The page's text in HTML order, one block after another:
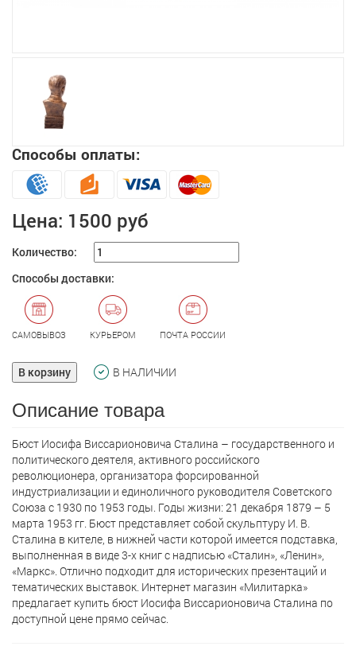
Способы оплаты:
Цена: 1500 руб
Количество:
Способы доставки:
САМОВЫВОЗ КУРЬЕРОМ ПОЧТА РОССИИ
В корзину В НАЛИЧИИ
Описание товара
Бюст Иосифа Виссарионовича Сталина – государственного и
политического деятеля, активного российского
революционера, организатора форсированной
индустриализации и единоличного руководителя Советского
Союза с 1930 по 1953 годы. Годы жизни: 21 декабря 1879 – 5
марта 1953 гг. Бюст представляет собой скульптуру И. В.
Сталина в кителе, в нижней части которой имеется подставка,
выполненная в виде 3-х книг с надписью «Сталин», «Ленин»,
«Маркс». Отлично подходит для исторических презентаций и
тематических выставок. Интернет магазин «Милитарка»
предлагает кyпить бюст Иосифа Виссарионовича Сталина по
доступной цене прямо сейчас.